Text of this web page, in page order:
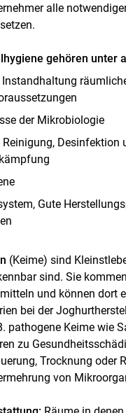
alle
gehören unter
der Mikrobiologie
Desinfektion
Gute
(Keime) sind
sind. Sie
und können dort
bei der
pathogene Keime wie
zu
Trocknung oder
von